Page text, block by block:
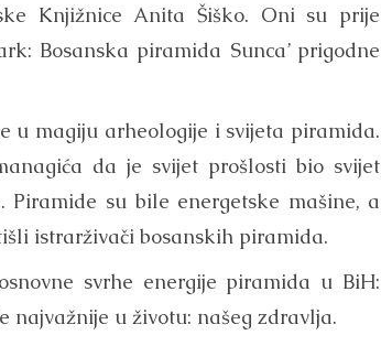
Knjižnice Anita Šiško. Oni su prije
Bosanska piramida Sunca’ prigodne
u magiju arheologije i svijeta piramida.
da je svijet prošlosti bio svijet
su bile energetske mašine, a
istrarživači bosanskih piramida.
svrhe energije piramida u BiH:
u životu: našeg zdravlja.